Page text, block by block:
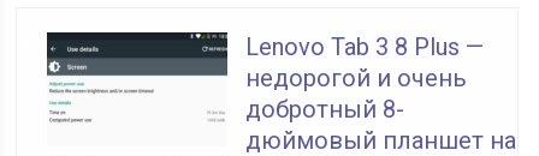
Lenovo Tab 3 8 Plus —
недорогой и очень
добротный 8-
дюймовый планшет на